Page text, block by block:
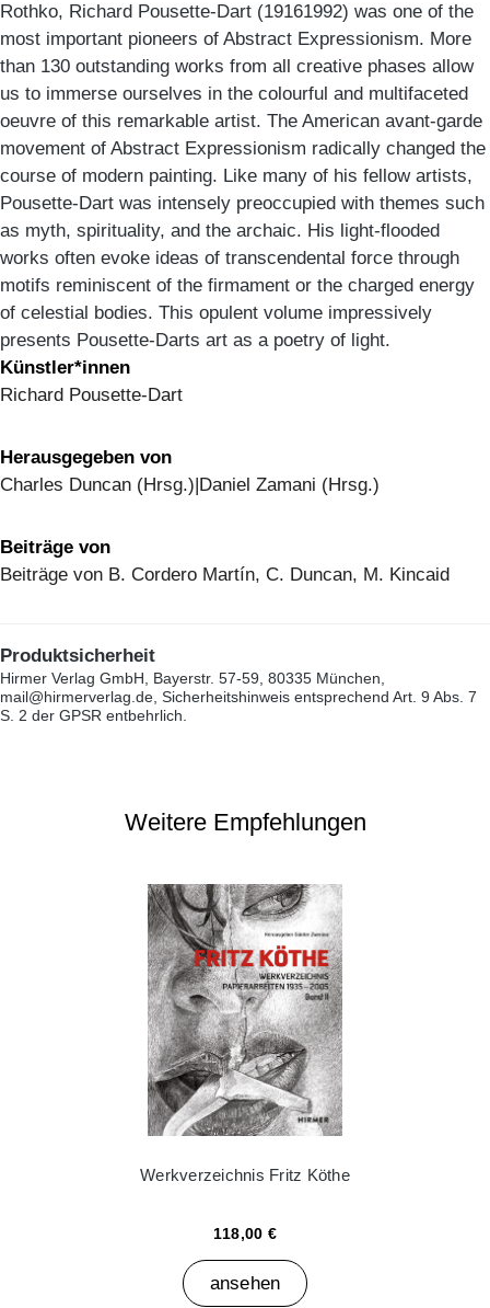
Rothko, Richard Pousette-Dart (19161992) was one of the
most important pioneers of Abstract Expressionism. More
than 130 outstanding works from all creative phases allow
us to immerse ourselves in the colourful and multifaceted
oeuvre of this remarkable artist. The American avant-garde
movement of Abstract Expressionism radically changed the
course of modern painting. Like many of his fellow artists,
Pousette-Dart was intensely preoccupied with themes such
as myth, spirituality, and the archaic. His light-flooded
works often evoke ideas of transcendental force through
motifs reminiscent of the firmament or the charged energy
of celestial bodies. This opulent volume impressively
presents Pousette-Darts art as a poetry of light.
Künstler*innen
Richard Pousette-Dart
Herausgegeben von
Charles Duncan (Hrsg.)|Daniel Zamani (Hrsg.)
Beiträge von
Beiträge von B. Cordero Martín, C. Duncan, M. Kincaid
Produktsicherheit
Hirmer Verlag GmbH, Bayerstr. 57-59, 80335 München,
mail@hirmerverlag.de, Sicherheitshinweis entsprechend Art. 9 Abs. 7
S. 2 der GPSR entbehrlich.
Weitere Empfehlungen
Werkverzeichnis Fritz Köthe
118,00 €
ansehen